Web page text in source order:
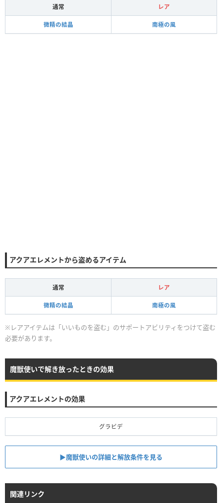
通常 レア
微精の結晶 南極の風
アクアエレメントから盗めるアイテム
通常 レア
微精の結晶 南極の風
※レアアイテムは「いいものを盗む」のサポートアビリティをつけて盗む
必要があります。
魔獣使いで解き放ったときの効果
アクアエレメントの効果
グラビデ
▶魔獣使いの詳細と解放条件を見る
関連リンク